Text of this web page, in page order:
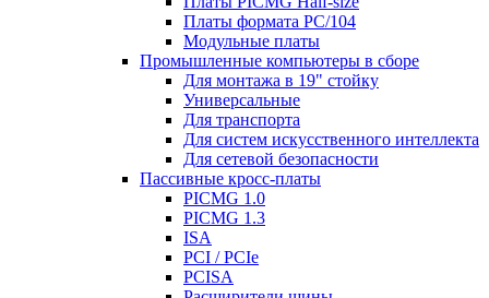
Платы формата PC/104
Модульные платы
Промышленные компьютеры в сборе
Для монтажа в 19" стойку
Универсальные
Для транспорта
Для систем искусственного интеллекта
Для сетевой безопасности
Пассивные кросс-платы
PICMG 1.0
PICMG 1.3
ISA
PCI / PCIe
PCISA